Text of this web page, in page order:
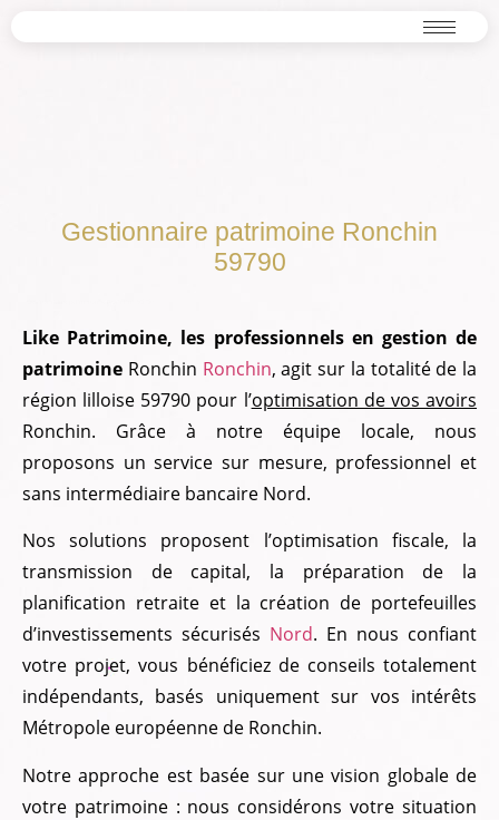
Gestionnaire patrimoine Ronchin
59790
Like Patrimoine, les professionnels en gestion de
patrimoine Ronchin Ronchin, agit sur la totalité de la
région lilloise 59790 pour l’optimisation de vos avoirs
Ronchin. Grâce à notre équipe locale, nous
proposons un service sur mesure, professionnel et
sans intermédiaire bancaire Nord.
Nos solutions proposent l’optimisation fiscale, la
transmission de capital, la préparation de la
planification retraite et la création de portefeuilles
d’investissements sécurisés Nord. En nous confiant
votre projet, vous bénéficiez de conseils totalement
indépendants, basés uniquement sur vos intérêts
Métropole européenne de Ronchin.
Notre approche est basée sur une vision globale de
votre patrimoine : nous considérons votre situation